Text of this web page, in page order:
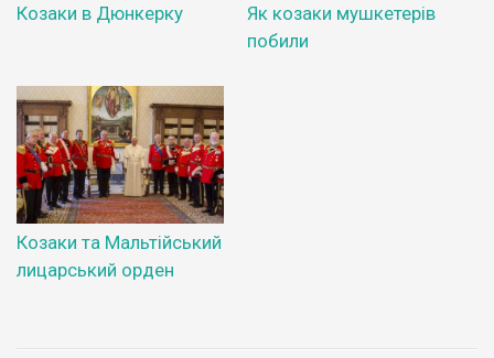
Козаки в Дюнкерку
Як козаки мушкетерів
побили
Козаки та Мальтійський
лицарський орден